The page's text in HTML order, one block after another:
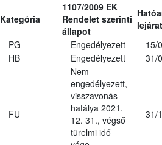
Kategória
1107/2009 EK
Rendelet szerinti
állapot
PG Engedélyezett
15/
HB Engedélyezett 31/
FU
Nem
engedélyezett,
visszavonás
hatálya 2021.
12. 31., végső
türelmi idő
31/